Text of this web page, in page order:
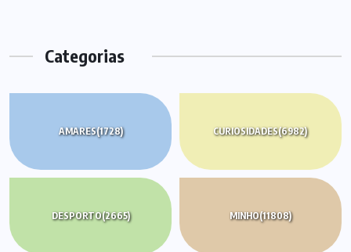
Categorias
AMARES(1728) CURIOSIDADES(6982)
DESPORTO(2665) MINHO(11808)